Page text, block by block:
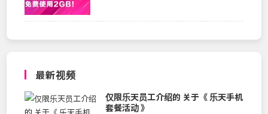
最新视频
仅限乐天员工介绍的 关于《 乐天手机
套餐活动 》